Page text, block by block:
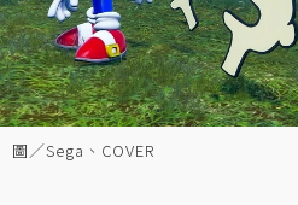
圖／Sega、COVER